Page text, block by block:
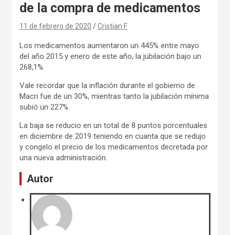
de la compra de medicamentos
11 de febrero de 2020 Cristian F
Los medicamentos aumentaron un 445% entre mayo
del año 2015 y enero de este año, la jubilación bajo un
268,1%.
Vale recordar que la inflación durante el gobierno de
Macri fue de un 30%, mientras tanto la jubilación mínima
subió un 227%.
La baja se reducio en un total de 8 puntos porcentuales
en diciembre de 2019 teniendo en cuanta que se redujo
y congelo el precio de los medicamentos decretada por
una nueva administración.
Autor